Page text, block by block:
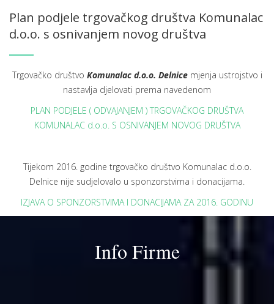
Plan podjele trgovačkog društva Komunalac
d.o.o. s osnivanjem novog društva
Trgovačko društvo Komunalac d.o.o. Delnicemjenja ustrojstvo i
nastavlja djelovati prema navedenom
PLAN PODJELE ( ODVAJANJEM ) TRGOVAČKOG DRUŠTVA
KOMUNALAC d.o.o. S OSNIVANJEM NOVOG DRUŠTVA
Tijekom 2016. godine trgovačko društvo Komunalac d.o.o.
Delnice nije sudjelovalo u sponzorstvima i donacijama.
IZJAVA O SPONZORSTVIMA I DONACIJAMA ZA 2016. GODINU
Info Firme